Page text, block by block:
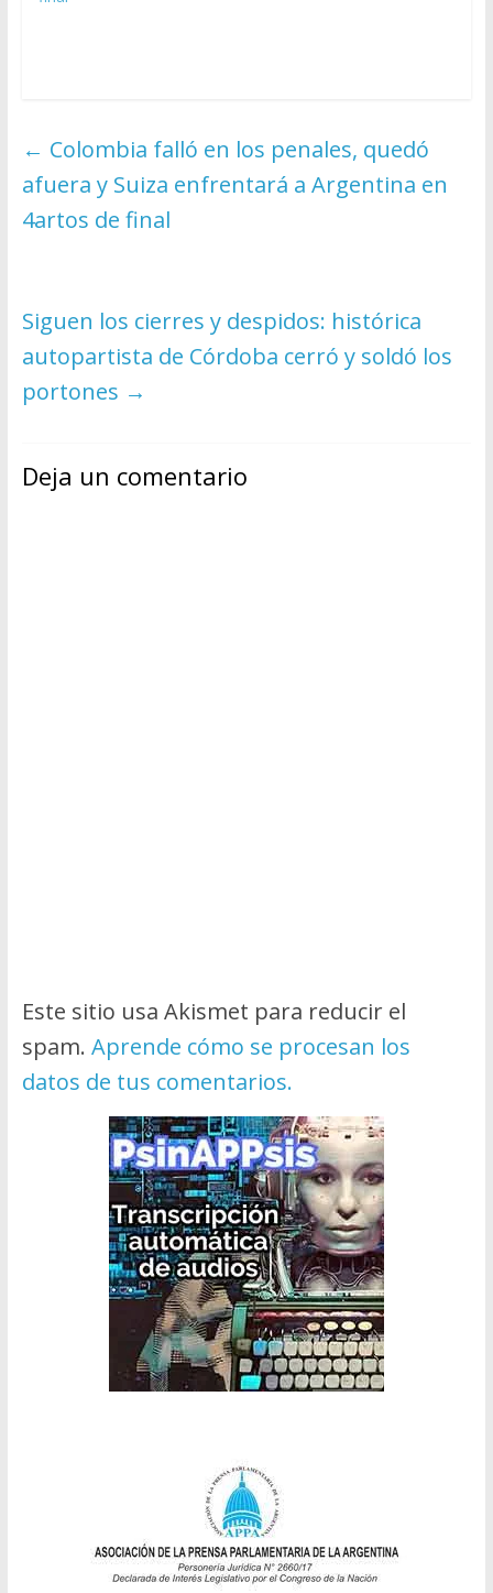
← Colombia falló en los penales, quedó
afuera y Suiza enfrentará a Argentina en
4artos de final
Siguen los cierres y despidos: histórica
autopartista de Córdoba cerró y soldó los
portones →
Deja un comentario
Este sitio usa Akismet para reducir el
spam. Aprende cómo se procesan los
datos de tus comentarios.